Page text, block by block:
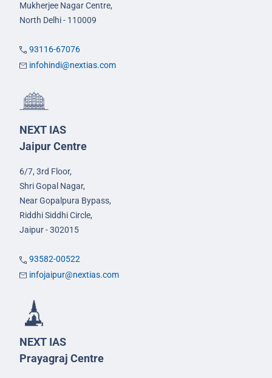
Mukherjee Nagar Centre,
North Delhi - 110009
93116-67076
infohindi@nextias.com
NEXT IAS
Jaipur Centre
6/7, 3rd Floor,
Shri Gopal Nagar,
Near Gopalpura Bypass,
Riddhi Siddhi Circle,
Jaipur - 302015
93582-00522
infojaipur@nextias.com
NEXT IAS
Prayagraj Centre